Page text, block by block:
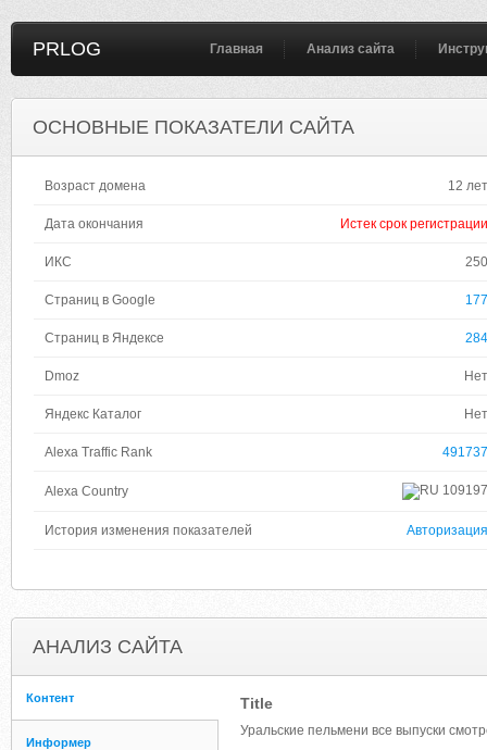
PRLOG Главная Анализ сайта
ОСНОВНЫЕ ПОКАЗАТЕЛИ САЙТА
Возраст домена 12 лет
Дата окончания Истек срок регистрации
ИКС 250
Страниц в Google 177
Страниц в Яндексе 284
Dmoz Нет
Яндекс Каталог Нет
Alexa Traffic Rank 491737
Alexa Country 109197
История изменения показателей Авторизация
АНАЛИЗ САЙТА
Контент
Информер
Title
Уральские пельмени все выпуски